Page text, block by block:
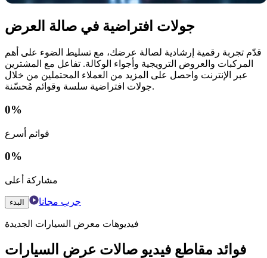
جولات افتراضية في صالة العرض
قدّم تجربة رقمية إرشادية لصالة عرضك، مع تسليط الضوء على أهم
المركبات والعروض الترويجية وأجواء الوكالة. تفاعل مع المشترين
عبر الإنترنت واحصل على المزيد من العملاء المحتملين من خلال
جولات افتراضية سلسة وقوائم مُحسّنة.
0%
قوائم أسرع
0%
مشاركة أعلى
البدء جرب مجانا
فيديوهات معرض السيارات الجديدة
فوائد مقاطع فيديو صالات عرض السيارات